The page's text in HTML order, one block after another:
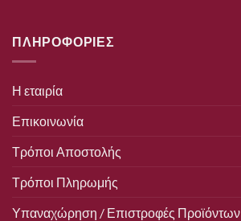
ΠΛΗΡΟΦΟΡΙΕΣ
Η εταιρία
Επικοινωνία
Τρόποι Αποστολής
Τρόποι Πληρωμής
Υπαναχώρηση / Επιστροφές Προϊόντων